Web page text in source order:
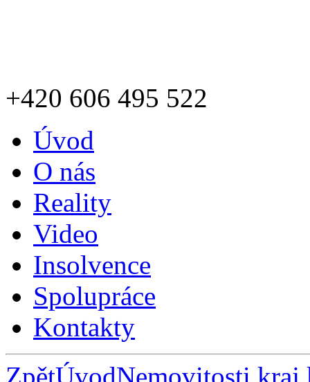
+420 606 495 522
Úvod
O nás
Reality
Video
Insolvence
Spolupráce
Kontakty